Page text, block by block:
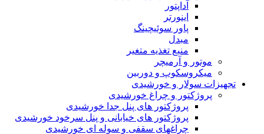
آداپتور
اینورتر
پاور سوئیچینگ
مبدل
منبع تغذیه متغیر
موتور و آرمیچر
میکروسکوپ و دوربین
تجهیزات سولار و خورشیدی
پروژکتور و چراغ خورشیدی
پروژکتور های پنل جدا خورشیدی
پروژکتور های خیابانی و پنل سرخود خورشیدی
چراغهای سقفی و سوله ای خورشیدی